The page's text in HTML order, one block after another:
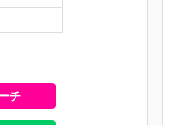
チ
コン・バトラ
27年2月発売
予定♪